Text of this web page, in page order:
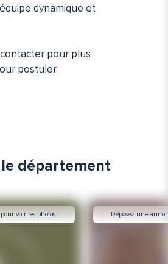
dynamique et
pour plus
postuler.
département
voir les photos. Déposez une